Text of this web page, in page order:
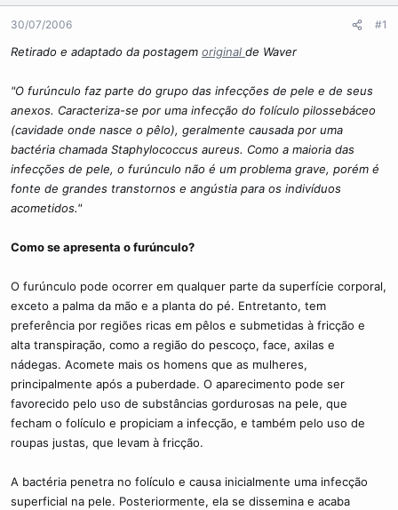
d
o
ó
i
o
n
i
30/07/2006 #1
Retirado e adaptado da postagem original de Waver
"O furúnculo faz parte do grupo das infecções de pele e de seus
anexos. Caracteriza-se por uma infecção do folículo pilossebáceo
(cavidade onde nasce o pêlo), geralmente causada por uma
bactéria chamada Staphylococcus aureus. Como a maioria das
infecções de pele, o furúnculo não é um problema grave, porém é
fonte de grandes transtornos e angústia para os indivíduos
acometidos."
Como se apresenta o furúnculo?
O furúnculo pode ocorrer em qualquer parte da superfície corporal,
exceto a palma da mão e a planta do pé. Entretanto, tem
preferência por regiões ricas em pêlos e submetidas à fricção e
alta transpiração, como a região do pescoço, face, axilas e
nádegas. Acomete mais os homens que as mulheres,
principalmente após a puberdade. O aparecimento pode ser
favorecido pelo uso de substâncias gordurosas na pele, que
fecham o folículo e propiciam a infecção, e também pelo uso de
roupas justas, que levam à fricção.
A bactéria penetra no folículo e causa inicialmente uma infecção
superficial na pele. Posteriormente, ela se dissemina e acaba